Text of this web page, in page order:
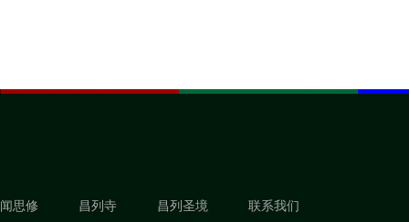
闻思修 昌列寺 昌列圣境 联系我们